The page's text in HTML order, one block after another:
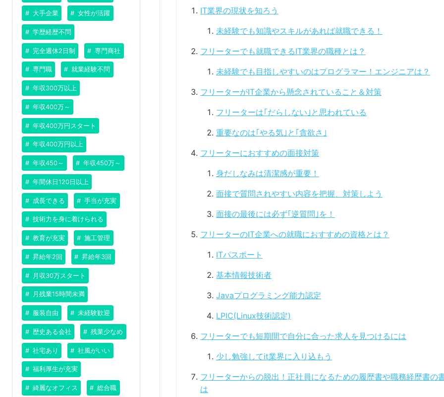
大手企業 女性が活躍
学歴経歴不問
完全週休2日制 専門商社
専門職 就業経験不問
年収300万以上
年収400万～
年収400万円スタート
年収400万円以上
年収450～ 年収450万～
年間休日120日以上
成長できる 手当が充実
技術力を身に着けられる
教育が充実 施工管理
昇給年2回 昇給年3回
月収30万スタート
月残業15時間未満
服装自由 未経験歓迎
歴史ある会社 残業少なめ
社宅あり 社風がいい
福利厚生が充実
綺麗なオフィス 総合職
IT業界の現状を知ろう
未経験でも知識やスキルがあれば就職できる！
フリーターでも就職できるIT業界の職種とは？
未経験でも目指しやすいのはプログラマー！エンジニアは？
フリーターがIT企業から懸念されていること＆対策
フリーターは｢だらしない｣と思われている
重要なのは｢やる気｣と｢貪欲さ｣
フリーターにおすすめの面接対策
身だしなみは清潔感が重要！
面接で質問されやすい内容を把握、対策しよう
面接の最後には必ず｢逆質問｣を！
フリーターのIT企業への就職におすすめの資格とは？
ITパスポート
基本情報技術者
Javaプログラミング能力認定
LPIC(Linux技術認定)
フリーターでも短期間で自分に合った求人を見つけるには
少し勉強してit業界に入り込もう
フリーターからの脱出！正社員になるための履歴書や職務経歴書の
は